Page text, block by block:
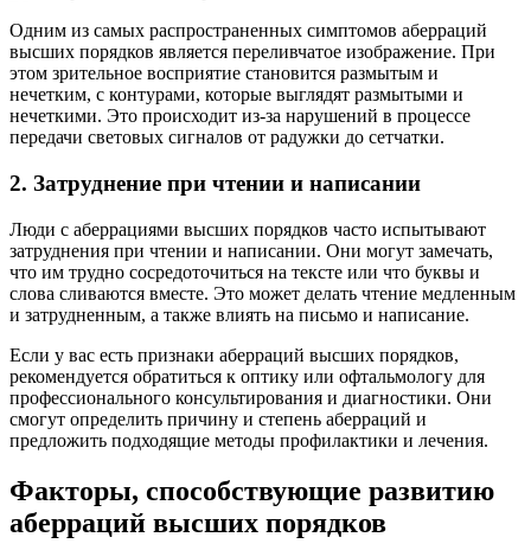
Одним из самых распространенных симптомов аберраций
высших порядков является переливчатое изображение. При
этом зрительное восприятие становится размытым и
нечетким, с контурами, которые выглядят размытыми и
нечеткими. Это происходит из-за нарушений в процессе
передачи световых сигналов от радужки до сетчатки.
2. Затруднение при чтении и написании
Люди с аберрациями высших порядков часто испытывают
затруднения при чтении и написании. Они могут замечать,
что им трудно сосредоточиться на тексте или что буквы и
слова сливаются вместе. Это может делать чтение медленным
и затрудненным, а также влиять на письмо и написание.
Если у вас есть признаки аберраций высших порядков,
рекомендуется обратиться к оптику или офтальмологу для
профессионального консультирования и диагностики. Они
смогут определить причину и степень аберраций и
предложить подходящие методы профилактики и лечения.
Факторы, способствующие развитию
аберраций высших порядков